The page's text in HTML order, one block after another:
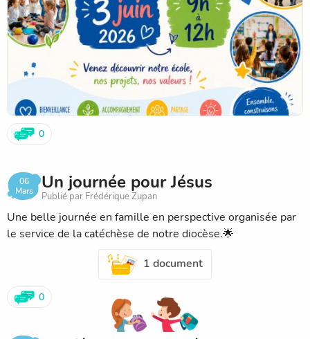
0
06
Mars
Un journée pour Jésus
Publié par Frédérique Zupan
Une belle journée en famille en perspective organisée par
le service de la catéchèse de notre diocèse.🌟
1 document
0